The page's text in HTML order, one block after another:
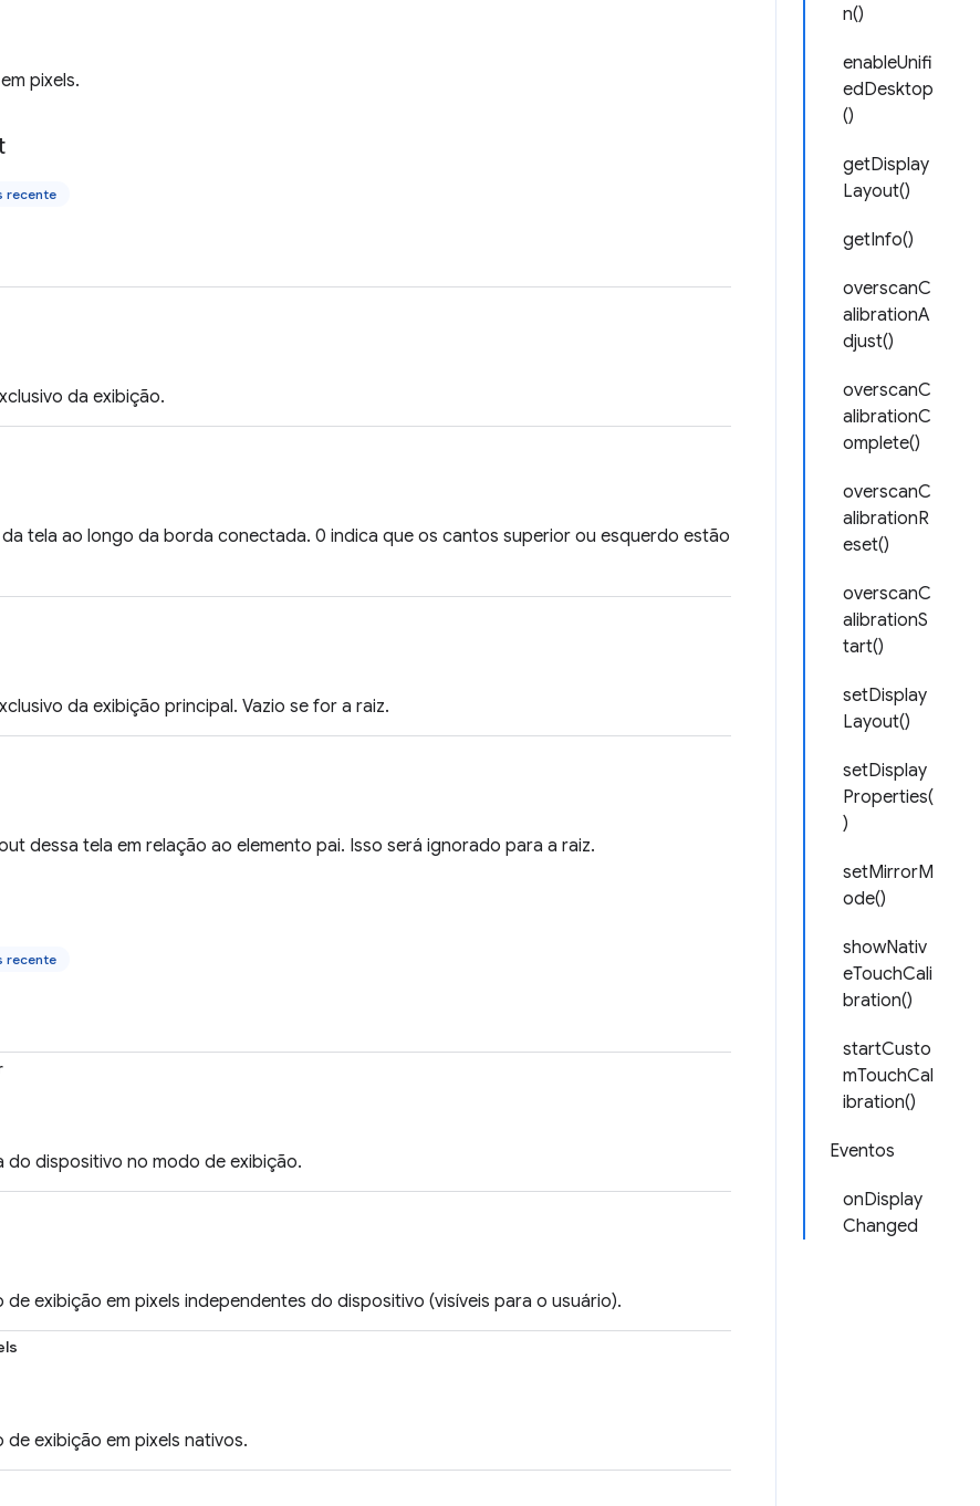
n()
enableUnifi
edDesktop
()
getDisplay
Layout()
getInfo()
overscanC
alibrationA
djust()
overscanC
alibrationC
omplete()
overscanC
alibrationR
eset()
overscanC
alibrationS
tart()
setDisplay
Layout()
setDisplay
Properties(
)
setMirrorM
ode()
showNativ
eTouchCali
bration()
startCusto
mTouchCal
ibration()
Eventos
onDisplay
Changed
pixels.
recente
da exibição.
tela ao longo da borda conectada. 0 indica que os cantos superior ou esquerdo estão
da exibição principal. Vazio se for a raiz.
dessa tela em relação ao elemento pai. Isso será ignorado para a raiz.
recente
do dispositivo no modo de exibição.
exibição em pixels independentes do dispositivo (visíveis para o usuário).
exibição em pixels nativos.